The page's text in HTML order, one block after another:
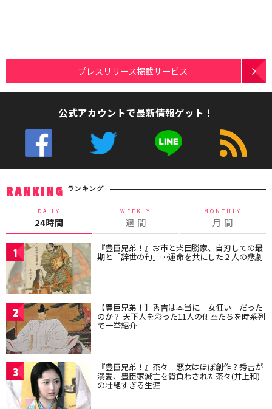
プレスリリース掲載サービス
公式アカウントで最新情報ゲット！
RANKING ランキング
DAILY
24時間
WEEKLY
週 間
MONTHLY
月 間
1 『豊臣兄弟！』お市と柴田勝家、自刃しての最
期と「辞世の句」…運命を共にした２人の悲劇
2 【豊臣兄弟！】秀吉は本当に「女狂い」だった
のか？ 天下人を彩った11人の側室たちを時系列
で一挙紹介
3 『豊臣兄弟！』茶々＝悪女はほぼ創作？秀吉が
溺愛、豊臣家滅亡を背負わされた茶々(井上和)
の壮絶すぎる生涯